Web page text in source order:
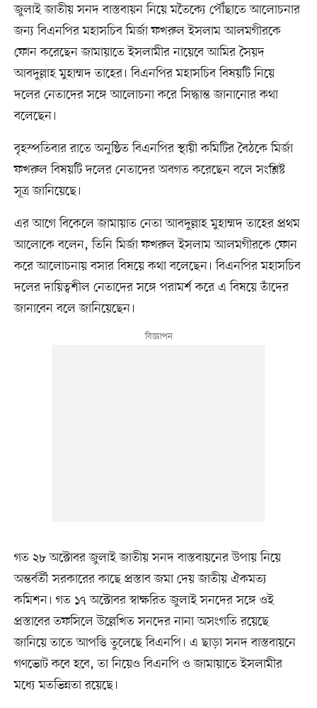
জুলাই জাতীয় সনদ বাস্তবায়ন নিয়ে মতৈক্যে পৌঁছাতে আলোচনার
জন্য বিএনপির মহাসচিব মির্জা ফখরুল ইসলাম আলমগীরকে
ফোন করেছেন জামায়াতে ইসলামীর নায়েবে আমির সৈয়দ
আবদুল্লাহ মুহাম্মদ তাহের। বিএনপির মহাসচিব বিষয়টি নিয়ে
দলের নেতাদের সঙ্গে আলোচনা করে সিদ্ধান্ত জানানোর কথা
বলেছেন।
বৃহস্পতিবার রাতে অনুষ্ঠিত বিএনপির স্থায়ী কমিটির বৈঠকে মির্জা
ফখরুল বিষয়টি দলের নেতাদের অবগত করেছেন বলে সংশ্লিষ্ট
সূত্র জানিয়েছে।
এর আগে বিকেলে জামায়াত নেতা আবদুল্লাহ মুহাম্মদ তাহের প্রথম
আলোকে বলেন, তিনি মির্জা ফখরুল ইসলাম আলমগীরকে ফোন
করে আলোচনায় বসার বিষয়ে কথা বলেছেন। বিএনপির মহাসচিব
দলের দায়িত্বশীল নেতাদের সঙ্গে পরামর্শ করে এ বিষয়ে তাঁদের
জানাবেন বলে জানিয়েছেন।
গত ২৮ অক্টোবর জুলাই জাতীয় সনদ বাস্তবায়নের উপায় নিয়ে
অন্তর্বর্তী সরকারের কাছে প্রস্তাব জমা দেয় জাতীয় ঐকমত্য
কমিশন। গত ১৭ অক্টোবর স্বাক্ষরিত জুলাই সনদের সঙ্গে ওই
প্রস্তাবের তফসিলে উল্লেখিত সনদের নানা অসংগতি রয়েছে
জানিয়ে তাতে আপত্তি তুলেছে বিএনপি। এ ছাড়া সনদ বাস্তবায়নে
গণভোট কবে হবে, তা নিয়েও বিএনপি ও জামায়াতে ইসলামীর
মধ্যে মতভিন্নতা রয়েছে।